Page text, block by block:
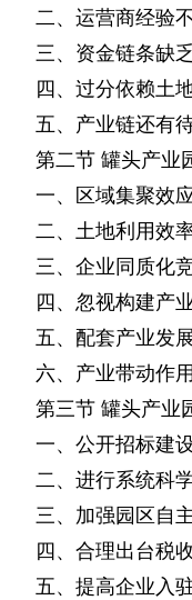
二、运营商经验
三、资金链条缺
四、过分依赖土
五、产业链还有
第二节 罐头产业
一、区域集聚效
二、土地利用效
三、企业同质化
四、忽视构建产
五、配套产业发
六、产业带动作
第三节 罐头产业
一、公开招标建
二、进行系统科
三、加强园区自
四、合理出台税
五、提高企业入